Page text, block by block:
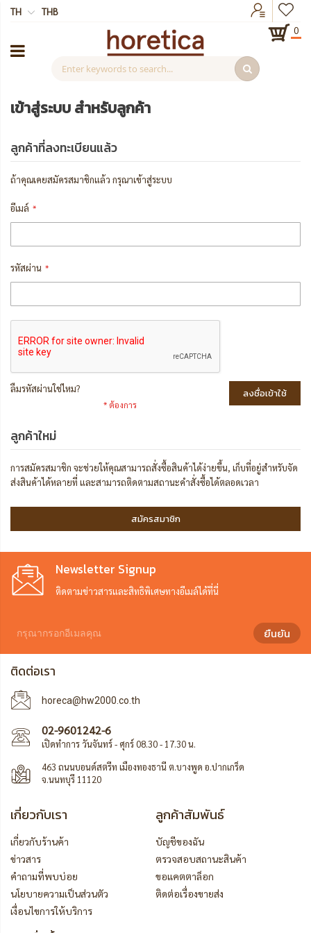
TH
THB
0
เข้าสู่ระบบ สำหรับลูกค้า
ลูกค้าที่ลงทะเบียนแล้ว
ถ้าคุณเคยสมัครสมาชิกแล้ว กรุณาเข้าสู่ระบบ
อีเมล์
รหัสผ่าน
ลงชื่อเข้าใช้
ลืมรหัสผ่านใช่ไหม?
ลูกค้าใหม่
การสมัครสมาชิก จะช่วยให้คุณสามารถสั่งซื้อสินค้าได้ง่ายขึ้น, เก็บที่อยู่สำหรับจัด
ส่งสินค้าได้หลายที่ และสามารถติดตามสถานะคำสั่งซื้อได้ตลอดเวลา
สมัครสมาชิก
Newsletter Signup
ติดตามข่าวสารและสิทธิพิเศษทางอีเมล์ได้ที่นี่
ยืนยัน
ติดต่อเรา
horeca@hw2000.co.th
02-9601242-6
เปิดทำการ วันจันทร์ - ศุกร์ 08.30 - 17.30 น.
463 ถนนบอนด์สตรีท เมืองทองธานี ต.บางพูด อ.ปากเกร็ด
จ.นนทบุรี 11120
เกี่ยวกับเรา
เกี่ยวกับร้านค้า
ข่าวสาร
คำถามที่พบบ่อย
นโยบายความเป็นส่วนตัว
เงื่อนไขการให้บริการ
ลูกค้าสัมพันธ์
บัญชีของฉัน
ตรวจสอบสถานะสินค้า
ขอแคตตาล็อก
ติดต่อเรื่องขายส่ง